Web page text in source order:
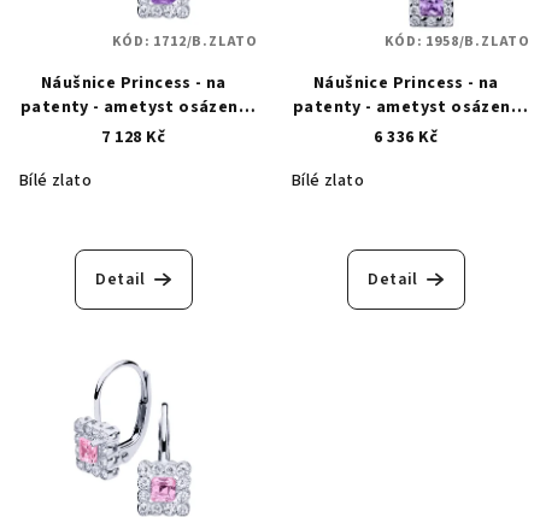
Náušnice Princess - na
patenty - ametyst osázený
zirkony - bílé zlato 1712
7 128 Kč
Bílé zlato
Detail
KÓD: 1712/B.ZLATO
Náušnice Princess - na
patenty - ametyst osázený
zirkony - bílé zlato 1958
6 336 Kč
Bílé zlato
Detail
KÓD: 1958/B.ZLATO